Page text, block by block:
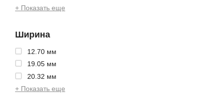
+ Показать еще
Ширина
12.70 мм
19.05 мм
20.32 мм
+ Показать еще